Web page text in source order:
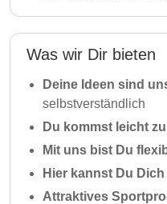
Was wir Dir bieten
Deine Ideen sind
selbstverständlich
Du kommst leicht
Mit uns bist Du
Hier kannst Du
Attraktives